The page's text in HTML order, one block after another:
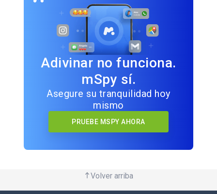
Adivinar no funciona.
mSpy sí.
Asegure su tranquilidad hoy
mismo
PRUEBE MSPY AHORA
Volver arriba